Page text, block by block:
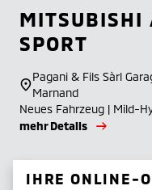
MITSUBISHI
SPORT
Pagani & Fils Sàrl
Marnand
Neues Fahrzeug | Mild-
mehr Details
IHRE ONLINE-